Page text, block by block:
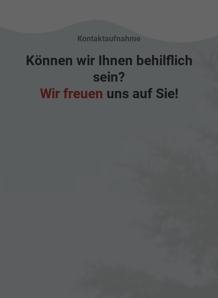
Kontaktaufnahme
Können wir Ihnen behilflich
sein?
Wir freuen uns auf Sie!